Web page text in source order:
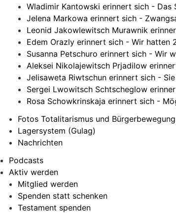
Wladimir Kantowski erinnert sich - Das
Jelena Markowa erinnert sich -
Leonid Jakowlewitsch Murawnik
Edem Orazly erinnert sich - Wir hatten
Susanna Petschuro erinnert sich - Wir
Aleksei Nikolajewitsch Prjadilow
Jelisaweta Riwtschun erinnert sich -
Sergei Lwowitsch Schtscheglow
Rosa Schowkrinskaja erinnert sich -
Fotos Totalitarismus und Bürgerbewegung
Lagersystem (Gulag)
Nachrichten
Podcasts
Aktiv werden
Mitglied werden
Spenden statt schenken
Testament spenden